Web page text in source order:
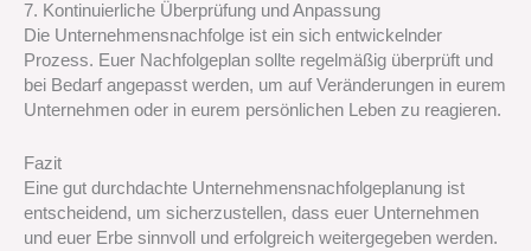
7. Kontinuierliche Überprüfung und Anpassung
Die Unternehmensnachfolge ist ein sich entwickelnder
Prozess. Euer Nachfolgeplan sollte regelmäßig überprüft und
bei Bedarf angepasst werden, um auf Veränderungen in eurem
Unternehmen oder in eurem persönlichen Leben zu reagieren.
Fazit
Eine gut durchdachte Unternehmensnachfolgeplanung ist
entscheidend, um sicherzustellen, dass euer Unternehmen
und euer Erbe sinnvoll und erfolgreich weitergegeben werden.